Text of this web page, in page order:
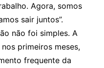
Agora, somos
sair juntos”.
não foi simples. A
primeiros meses,
frequente da